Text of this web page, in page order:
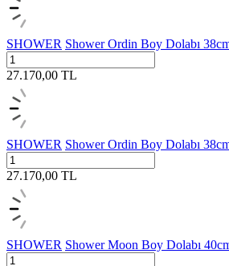
SHOWER Shower Ordin Boy Dolabı
27.170,00 TL
SHOWER Shower Ordin Boy Dolabı
27.170,00 TL
SHOWER Shower Moon Boy Dolabı